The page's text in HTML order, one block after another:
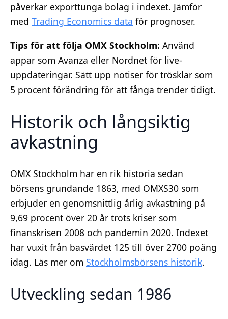
påverkar exporttunga bolag i indexet. Jämför
med Trading Economics data för prognoser.
Tips för att följa OMX Stockholm: Använd
appar som Avanza eller Nordnet för live-
uppdateringar. Sätt upp notiser för trösklar som
5 procent förändring för att fånga trender tidigt.
Historik och långsiktig
avkastning
OMX Stockholm har en rik historia sedan
börsens grundande 1863, med OMXS30 som
erbjuder en genomsnittlig årlig avkastning på
9,69 procent över 20 år trots kriser som
finanskrisen 2008 och pandemin 2020. Indexet
har vuxit från basvärdet 125 till över 2700 poäng
idag. Läs mer om Stockholmsbörsens historik.
Utveckling sedan 1986